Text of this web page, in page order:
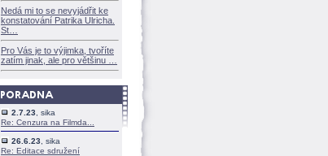
Nedá mi to se nevyjádřit ke
konstatování Patrika Ulricha.
St
Pro Vás je to výjimka, tvoříte
zatím jinak, ale pro většinu
2.7.23 , sika
Re: Cenzura na Filmda...
26.6.23 , sika
Re: Editace sdružení